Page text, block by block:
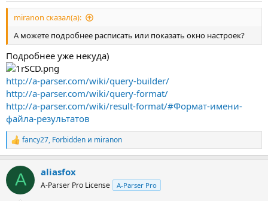
miranon сказал(а):
А можете подробнее расписать или показать окно настроек?
Подробнее уже некуда)
http://a-parser.com/wiki/query-builder/
http://a-parser.com/wiki/query-format/
http://a-parser.com/wiki/result-format/#Формат-имени-
файла-результатов
Р
е
к
и
fancy27, Forbidden и miranon
A aliasfox
A-Parser Pro License A-Parser Pro